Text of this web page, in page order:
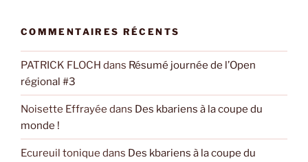
COMMENTAIRES RÉCENTS
PATRICK FLOCH dans Résumé journée de l’Open
régional #3
Noisette Effrayée dans Des kbariens à la coupe du
monde !
Ecureuil tonique dans Des kbariens à la coupe du